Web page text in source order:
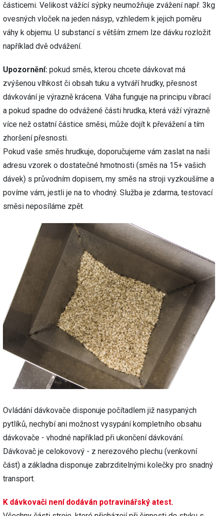
částicemi. Velikost vážící sýpky neumožňuje zvážení např. 3kg
ovesných vloček na jeden násyp, vzhledem k jejich poměru
váhy k objemu. U substancí s větším zrnem lze dávku rozložit
například dvě odvážení.
Upozornění: pokud směs, kterou chcete dávkovat má
zvýšenou vlhkost či obsah tuku a vytváří hrudky, přesnost
dávkování je výrazně krácena. Váha funguje na principu vibrací
a pokud spadne do odvážené části hrudka, která váží výrazně
více než ostatní částice směsi, může dojít k převážení a tím
zhoršení přesnosti.
Pokud vaše směs hrudkuje, doporučujeme vám zaslat na naši
adresu vzorek o dostatečné hmotnosti (směs na 15+ vašich
dávek) s průvodním dopisem, my směs na stroji vyzkoušíme a
povíme vám, jestli je na to vhodný. Služba je zdarma, testovací
směsi neposíláme zpět.
Ovládání dávkovače disponuje počítadlem již nasypaných
pytlíků, nechybí ani možnost vysypání kompletního obsahu
dávkovače - vhodné například při ukončení dávkování.
Dávkovač je celokovový - z nerezového plechu (venkovní
část) a základna disponuje zabrzditelnými kolečky pro snadný
transport.
K dávkovači není dodáván potravinářský atest.